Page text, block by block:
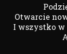
Otwarcie
I wszystko w